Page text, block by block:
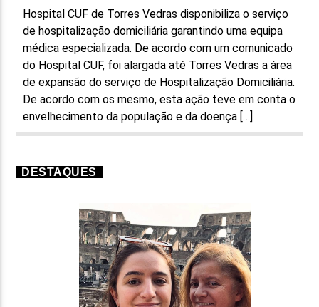
Hospital CUF de Torres Vedras disponibiliza o serviço
de hospitalização domiciliária garantindo uma equipa
médica especializada. De acordo com um comunicado
do Hospital CUF, foi alargada até Torres Vedras a área
de expansão do serviço de Hospitalização Domiciliária.
De acordo com os mesmo, esta ação teve em conta o
envelhecimento da população e da doença […]
DESTAQUES